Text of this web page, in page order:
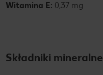
Witamina E: 0,37 mg
Składniki mineralne